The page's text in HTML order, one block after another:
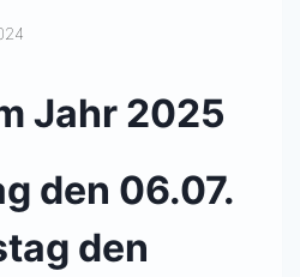
Jahr 2025
den 06.07.
den